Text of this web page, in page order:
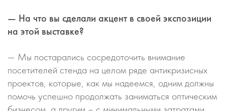
— На что вы сделали акцент в своей экспозиции
на этой выставке?
— Мы постарались сосредоточить внимание
посетителей стенда на целом ряде антикризисных
проектов, которые, как мы надеемся, одним должны
помочь успешно продолжать заниматься оптическим